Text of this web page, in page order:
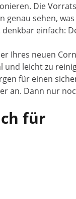
Die
sehen,
einfach:
Ihres neuen
leicht zu
für einen
an. Dann nur
für